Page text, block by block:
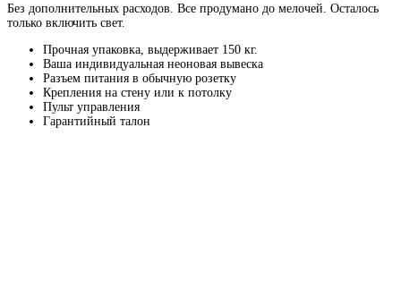
Без дополнительных расходов. Все продумано до мелочей. Осталось
только включить свет.
Прочная упаковка, выдерживает 150 кг.
Ваша индивидуальная неоновая вывеска
Разъем питания в обычную розетку
Крепления на стену или к потолку
Пульт управления
Гарантийный талон